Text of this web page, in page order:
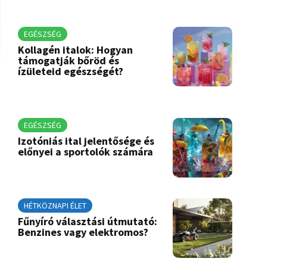
EGÉSZSÉG
Kollagén italok: Hogyan
támogatják bőröd és
ízületeid egészségét?
EGÉSZSÉG
Izotóniás ital jelentősége és
előnyei a sportolók számára
HÉTKÖZNAPI ÉLET
Fűnyíró választási útmutató:
Benzines vagy elektromos?